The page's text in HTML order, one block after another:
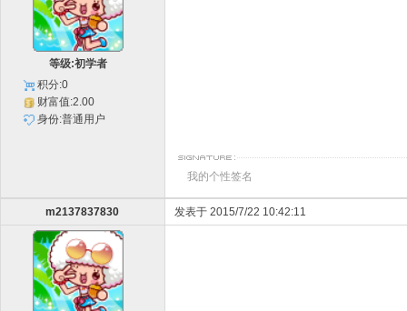
等级:初学者
积分:0
财富值:2.00
身份:普通用户
我的个性签名
m2137837830 发表于 2015/7/22 10:42:11